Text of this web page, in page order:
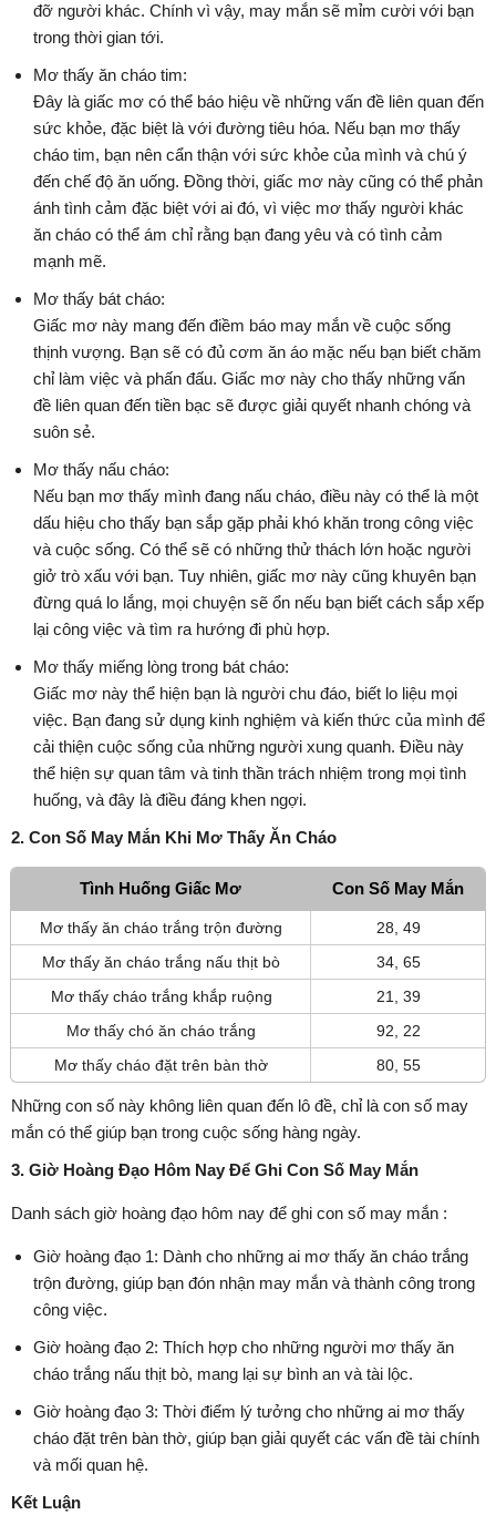
đỡ người khác. Chính vì vậy, may mắn sẽ mỉm cười với bạn
trong thời gian tới.
Mơ thấy ăn cháo tim:
Đây là giấc mơ có thể báo hiệu về những vấn đề liên quan đến
sức khỏe, đặc biệt là với đường tiêu hóa. Nếu bạn mơ thấy
cháo tim, bạn nên cẩn thận với sức khỏe của mình và chú ý
đến chế độ ăn uống. Đồng thời, giấc mơ này cũng có thể phản
ánh tình cảm đặc biệt với ai đó, vì việc mơ thấy người khác
ăn cháo có thể ám chỉ rằng bạn đang yêu và có tình cảm
mạnh mẽ.
Mơ thấy bát cháo:
Giấc mơ này mang đến điềm báo may mắn về cuộc sống
thịnh vượng. Bạn sẽ có đủ cơm ăn áo mặc nếu bạn biết chăm
chỉ làm việc và phấn đấu. Giấc mơ này cho thấy những vấn
đề liên quan đến tiền bạc sẽ được giải quyết nhanh chóng và
suôn sẻ.
Mơ thấy nấu cháo:
Nếu bạn mơ thấy mình đang nấu cháo, điều này có thể là một
dấu hiệu cho thấy bạn sắp gặp phải khó khăn trong công việc
và cuộc sống. Có thể sẽ có những thử thách lớn hoặc người
giở trò xấu với bạn. Tuy nhiên, giấc mơ này cũng khuyên bạn
đừng quá lo lắng, mọi chuyện sẽ ổn nếu bạn biết cách sắp xếp
lại công việc và tìm ra hướng đi phù hợp.
Mơ thấy miếng lòng trong bát cháo:
Giấc mơ này thể hiện bạn là người chu đáo, biết lo liệu mọi
việc. Bạn đang sử dụng kinh nghiệm và kiến thức của mình để
cải thiện cuộc sống của những người xung quanh. Điều này
thể hiện sự quan tâm và tinh thần trách nhiệm trong mọi tình
huống, và đây là điều đáng khen ngợi.
2. Con Số May Mắn Khi Mơ Thấy Ăn Cháo
Tình Huống Giấc Mơ Con Số May Mắn
Mơ thấy ăn cháo trắng trộn đường
28, 49
Mơ thấy ăn cháo trắng nấu thịt bò
34, 65
Mơ thấy cháo trắng khắp ruộng
21, 39
Mơ thấy chó ăn cháo trắng
92, 22
Mơ thấy cháo đặt trên bàn thờ
80, 55
Những con số này không liên quan đến lô đề, chỉ là con số may
mắn có thể giúp bạn trong cuộc sống hàng ngày.
3. Giờ Hoàng Đạo Hôm Nay Để Ghi Con Số May Mắn
Danh sách giờ hoàng đạo hôm nay để ghi con số may mắn :
Giờ hoàng đạo 1: Dành cho những ai mơ thấy ăn cháo trắng
trộn đường, giúp bạn đón nhận may mắn và thành công trong
công việc.
Giờ hoàng đạo 2: Thích hợp cho những người mơ thấy ăn
cháo trắng nấu thịt bò, mang lại sự bình an và tài lộc.
Giờ hoàng đạo 3: Thời điểm lý tưởng cho những ai mơ thấy
cháo đặt trên bàn thờ, giúp bạn giải quyết các vấn đề tài chính
và mối quan hệ.
Kết Luận